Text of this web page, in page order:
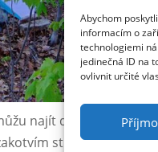
Abychom
informacím o
technologiemi
jedinečná ID na
ovlivnit určité
najít dostatečně
strany tak, že